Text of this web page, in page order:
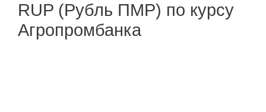
RUP (Рубль ПМР) по курсу
Агропромбанка